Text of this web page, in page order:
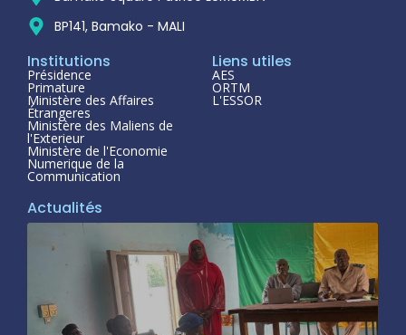
BP141, Bamako - MALI
Institutions
Présidence
Primature
Ministère des Affaires
Étrangeres
Ministère des Maliens de
l'Exterieur
Ministère de l'Economie
Numerique de la
Communication
Liens utiles
AES
ORTM
L'ESSOR
Actualités